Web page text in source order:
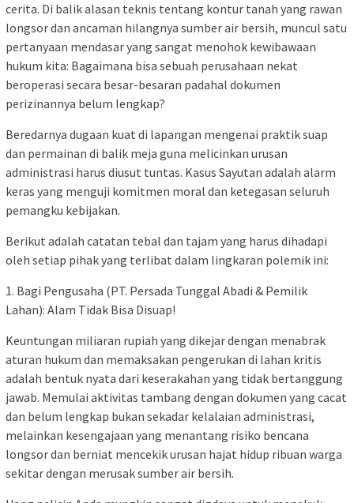
cerita. Di balik alasan teknis tentang kontur tanah yang rawan
longsor dan ancaman hilangnya sumber air bersih, muncul satu
pertanyaan mendasar yang sangat menohok kewibawaan
hukum kita: Bagaimana bisa sebuah perusahaan nekat
beroperasi secara besar-besaran padahal dokumen
perizinannya belum lengkap?
Beredarnya dugaan kuat di lapangan mengenai praktik suap
dan permainan di balik meja guna melicinkan urusan
administrasi harus diusut tuntas. Kasus Sayutan adalah alarm
keras yang menguji komitmen moral dan ketegasan seluruh
pemangku kebijakan.
Berikut adalah catatan tebal dan tajam yang harus dihadapi
oleh setiap pihak yang terlibat dalam lingkaran polemik ini:
1. Bagi Pengusaha (PT. Persada Tunggal Abadi & Pemilik
Lahan): Alam Tidak Bisa Disuap!
Keuntungan miliaran rupiah yang dikejar dengan menabrak
aturan hukum dan memaksakan pengerukan di lahan kritis
adalah bentuk nyata dari keserakahan yang tidak bertanggung
jawab. Memulai aktivitas tambang dengan dokumen yang cacat
dan belum lengkap bukan sekadar kelalaian administrasi,
melainkan kesengajaan yang menantang risiko bencana
longsor dan berniat mencekik urusan hajat hidup ribuan warga
sekitar dengan merusak sumber air bersih.